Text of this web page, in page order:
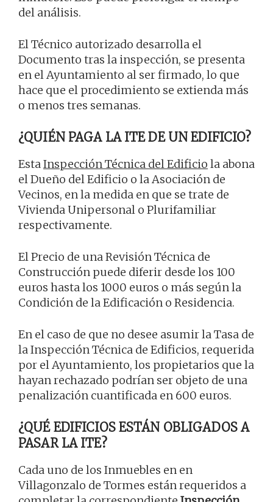
del análisis.
El Técnico autorizado desarrolla el
Documento tras la inspección, se presenta
en el Ayuntamiento al ser firmado, lo que
hace que el procedimiento se extienda más
o menos tres semanas.
¿QUIÉN PAGA LA ITE DE UN EDIFICIO?
EstaInspección Técnica del Edificio la abona
el Dueño del Edificio o la Asociación de
Vecinos, en la medida en que se trate de
Vivienda Unipersonal o Plurifamiliar
respectivamente.
El Precio de una Revisión Técnica de
Construcción puede diferir desde los 100
euros hasta los 1000 euros o más según la
Condición de la Edificación o Residencia.
En el caso de que no desee asumir la Tasa de
la Inspección Técnica de Edificios, requerida
por el Ayuntamiento, los propietarios que la
hayan rechazado podrían ser objeto de una
penalización cuantificada en 600 euros.
¿QUÉ EDIFICIOS ESTÁN OBLIGADOS A
PASAR LA ITE?
Cada uno de los Inmuebles en en
Villagonzalo de Tormes están requeridos a